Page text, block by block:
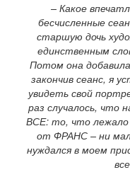
– Какое
бесчисленные
старшую дочь
единственным
Потом она
закончив сеанс, я
увидеть свой
раз случалось, что
ВСЕ: то, что лежало
от ФРАНС – ни
нуждался в моем